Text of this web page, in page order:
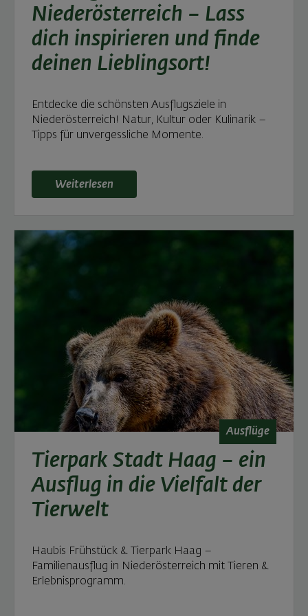
Niederösterreich – Lass
dich inspirieren und finde
deinen Lieblingsort!
Entdecke die schönsten Ausflugsziele in
Niederösterreich! Natur, Kultur oder Kulinarik –
Tipps für unvergessliche Momente.
Weiterlesen: Ausflugsziele in Niederösterreich –
Weiterlesen
Ausflüge
Tierpark Stadt Haag – ein
Ausflug in die Vielfalt der
Tierwelt
Haubis Frühstück & Tierpark Haag –
Familienausflug in Niederösterreich mit Tieren &
Erlebnisprogramm.